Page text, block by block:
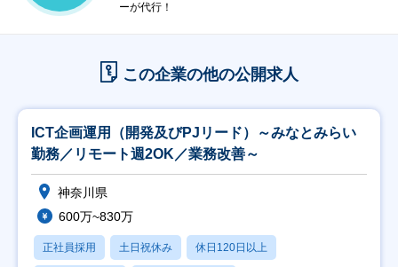
ーが代行！
この企業の他の公開求人
ICT企画運用（開発及びPJリード）～みなとみらい
勤務／リモート週2OK／業務改善～
神奈川県
600万~830万
正社員採用 土日祝休み 休日120日以上